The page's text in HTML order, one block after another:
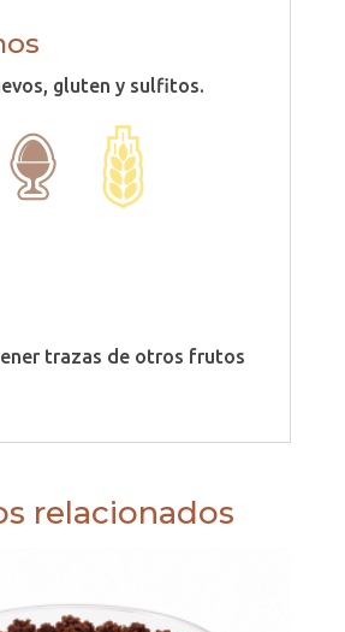
gluten y sulfitos.
trazas de otros frutos
relacionados